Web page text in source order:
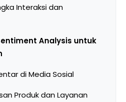
Interaksi dan
Analysis untuk
di Media Sosial
Produk dan Layanan